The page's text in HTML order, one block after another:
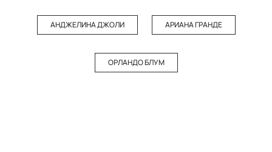
АНДЖЕЛИНА ДЖОЛИ АРИАНА ГРАНДЕ
ОРЛАНДО БЛУМ